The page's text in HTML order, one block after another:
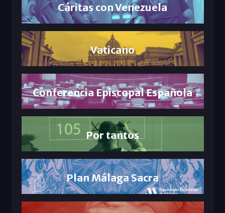
Cáritas con Venezuela
Vaticano
Conferencia Episcopal Española
Por tantos
Plan Málaga Sacra